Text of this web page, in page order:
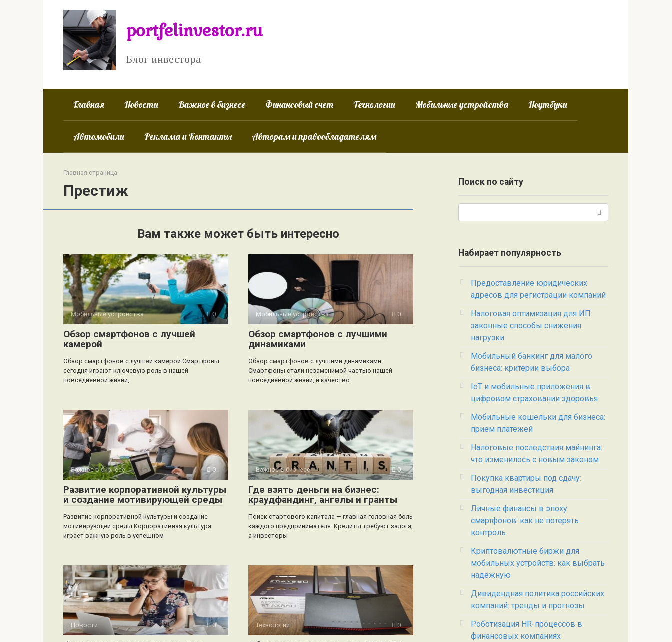
portfelinvestor.ru
Блог инвестора
Главная Новости Важное в бизнесе Финансовый счет Технологии Мобильные устройства Ноутбуки
Автомобили Реклама и Контакты Авторам и правообладателям
Главная страница
Престиж
Вам также может быть интересно
Мобильные устройства 0
Обзор смартфонов с лучшей
камерой
Обзор смартфонов с лучшей камерой Смартфоны
сегодня играют ключевую роль в нашей
повседневной жизни,
Мобильные устройства 0
Обзор смартфонов с лучшими
динамиками
Обзор смартфонов с лучшими динамиками
Смартфоны стали незаменимой частью нашей
повседневной жизни, и качество
Важное в бизнесе 0
Развитие корпоративной культуры
и создание мотивирующей среды
Развитие корпоративной культуры и создание
мотивирующей среды Корпоративная культура
играет важную роль в успешном
Важное в бизнесе 0
Где взять деньги на бизнес:
краудфандинг, ангелы и гранты
Поиск стартового капитала — главная головная боль
каждого предпринимателя. Кредиты требуют залога,
а инвесторы
Новости 0 Технологии 0
Поиск по сайту
Набирает популярность
Предоставление юридических
адресов для регистрации компаний
Налоговая оптимизация для ИП:
законные способы снижения
нагрузки
Мобильный банкинг для малого
бизнеса: критерии выбора
IoT и мобильные приложения в
цифровом страховании здоровья
Мобильные кошельки для бизнеса:
прием платежей
Налоговые последствия майнинга:
что изменилось с новым законом
Покупка квартиры под сдачу:
выгодная инвестиция
Личные финансы в эпоху
смартфонов: как не потерять
контроль
Криптовалютные биржи для
мобильных устройств: как выбрать
надёжную
Дивидендная политика российских
компаний: тренды и прогнозы
Роботизация HR-процессов в
финансовых компаниях